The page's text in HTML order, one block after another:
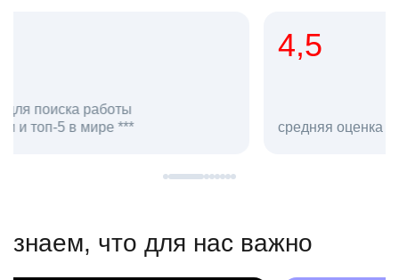
средняя оценка hh.ru как работодателя **
в hh.ru
знаем, что для нас важно